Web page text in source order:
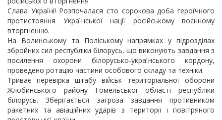
Слава Україні! Розпочалася сто сорокова доба героїчного
протистояння Української нації російському воєнному
вторгненню.
На Волинському та Поліському напрямках у підрозділах
збройних сил республіки білорусь, що виконують завдання з
посилення охорони білорусько-українського кордону,
проведено ротацію частини особового складу та техніки.
Триває перевірка штабу військ територіальної оборони
Жлобинського району Гомельської області республіки
білорусь. Зберігається загроза завдання противником
ракетних та авіаційних ударів з території і повітряного